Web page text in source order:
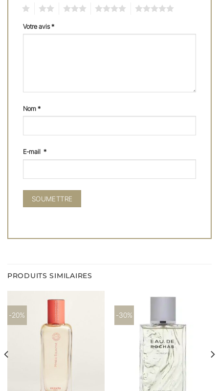
Votre avis*
Nom*
E-mail *
PRODUITS SIMILAIRES
-20% -30%